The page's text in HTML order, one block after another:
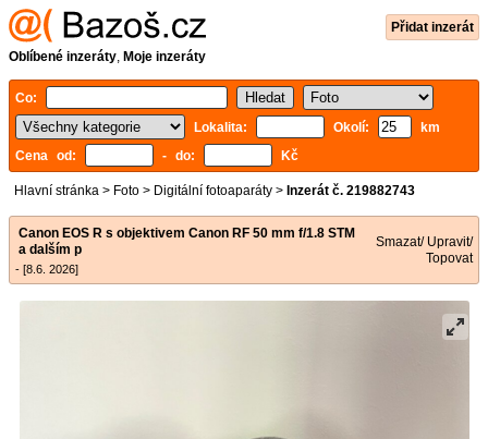
Přidat inzerát
Oblíbené inzeráty, Moje inzeráty
Co:
Lokalita:
Okolí:
km
Cena od:
- do: Kč
Hlavní stránka > Foto > Digitální fotoaparáty > Inzerát č. 219882743
Canon EOS R s objektivem Canon RF 50 mm f/1.8 STM
a dalším p
- [8.6. 2026]
Smazat/ Upravit/
Topovat